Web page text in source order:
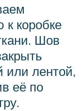
к коробке
Шов
или лентой,
её по